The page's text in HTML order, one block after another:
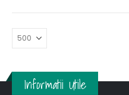
Informatii Utile